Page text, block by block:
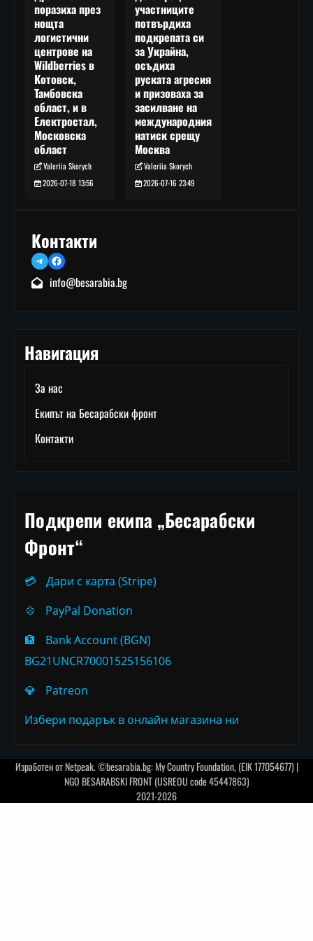
поразиха през
нощта
логистични
центрове на
Wildberries в
Котовск,
Тамбовска
област, и в
Електростал,
Московска
област
Valeriia Skorych
2026-07-18 13:56
участниците
потвърдиха
подкрепата си
за Украйна,
осъдиха
руската агресия
и призоваха за
засилване на
международния
натиск срещу
Москва
Valeriia Skorych
2026-07-16 23:49
Контакти
TelegramFacebook
info@besarabia.bg
Навигация
За нас
Екипът на Бесарабски фронт
Контакти
Подкрепи екипа „Бесарабски
Фронт“
💳
Дари с карта (Stripe)
💠
PayPal Donation
🏦
Bank Account (BGN)
BG21UNCR70001525156106
💎
Patreon
Избери подарък в онлайн магазина ни
Изработен отNetpeak. ©besarabia.bg: My Country Foundation, (EIK 177054677) |
NGO BESARABSKI FRONT (USREOU code 45447863)
2021-2026